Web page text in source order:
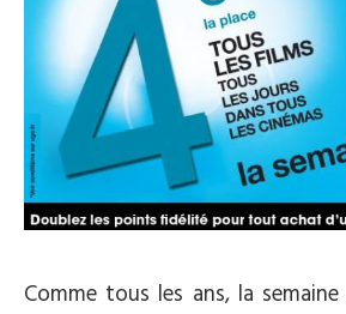
Comme tous les ans, la